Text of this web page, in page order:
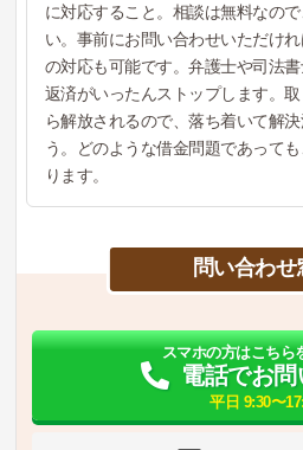
に対応すること。相談は無料なの
い。事前にお問い合わせいただけ
の対応も可能です。弁護士や司法
返済がいったんストップします。
ら解放されるので、落ち着いて解
う。どのような借金問題であって
ります。
問い合わせ
スマホの方はこちら
電話でお
平日 9:30〜